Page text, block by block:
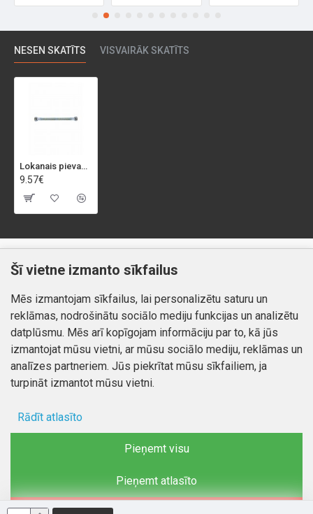
NESEN SKATĪTS VISVAIRĀK SKATĪTS
Lokanais pievads gāzei (200)FF 706, FF 200
9.57€
Klientiem
Kontakti
Preču atgriešana
Mans profils
Mans profils
Pasūtījumi
Piegāde un apmaksa
Atteikuma tiesības
Privātuma politika
Kontakti
Autortiesības © 2026, www.autobode.lv, Visas tiesības
Šī vietne izmanto sīkfailus
Mēs izmantojam sīkfailus, lai personalizētu saturu un
reklāmas, nodrošinātu sociālo mediju funkcijas un analizētu
datplūsmu. Mēs arī kopīgojam informāciju par to, kā jūs
izmantojat mūsu vietni, ar mūsu sociālo mediju, reklāmas un
analīzes partneriem. Jūs piekrītat mūsu sīkfailiem, ja
turpināt izmantot mūsu vietni.
Rādīt atlasīto
Reklāmas personalizēšana
Pieņemt visu
Pieņemt atlasīto